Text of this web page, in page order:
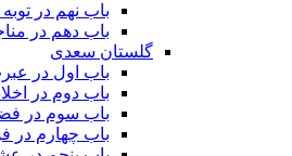
باب نهم در
باب دهم در
گلستان سعدی
باب اول در
باب دوم در
باب سوم در
باب چهارم در